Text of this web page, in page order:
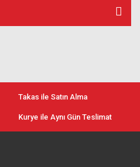
Takas ile Satın Alma
Kurye ile Aynı Gün Teslimat